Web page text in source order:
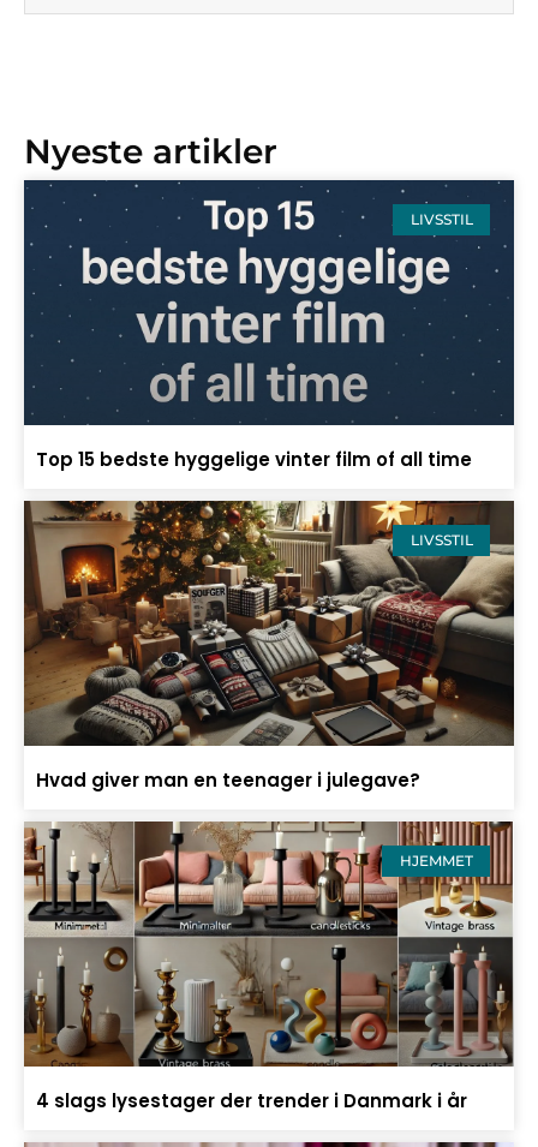
Nyeste artikler
LIVSSTIL
Top 15 bedste hyggelige vinter film of all time
LIVSSTIL
Hvad giver man en teenager i julegave?
HJEMMET
4 slags lysestager der trender i Danmark i år